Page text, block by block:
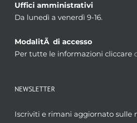
Uffici amministrativi
Da lunedì a venerdì 9-16.
ModalitÃ di accesso
Per tutte le informazioni cliccare
NEWSLETTER
Iscriviti e rimani aggiornato sulle